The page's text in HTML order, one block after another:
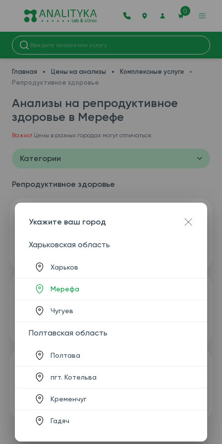
0
Главная Цены на анализы
Комплексные услуги
Репродуктивное здоровье
Анализы на репродуктивное
здоровье в Мерефe
Важно! Цены в разных городах могут отличаться.
Категории
Репродуктивное здоровье
Укажите ваш город
Харьковская область
Харьков
Мерефа
Чугуев
Полтавская область
Полтава
пгт. Котельва
Кременчуг
Гадяч